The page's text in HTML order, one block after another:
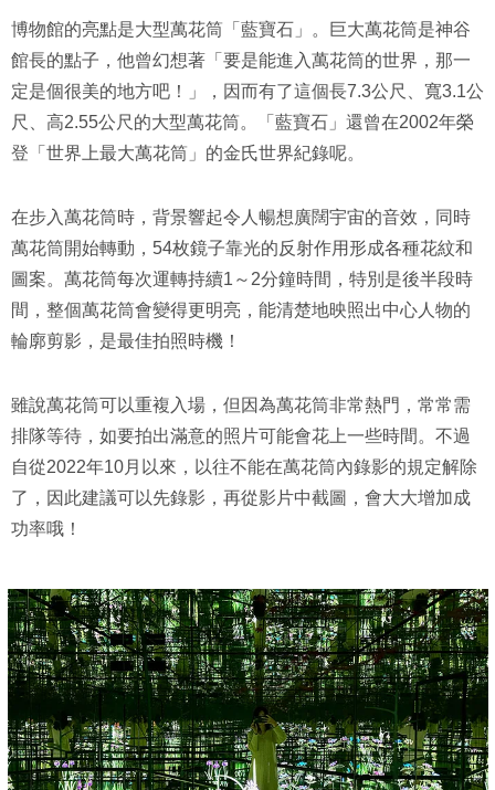
博物館的亮點是大型萬花筒「藍寶石」。巨大萬花筒是神谷
館長的點子，他曾幻想著「要是能進入萬花筒的世界，那一
定是個很美的地方吧！」，因而有了這個長7.3公尺、寬3.1公
尺、高2.55公尺的大型萬花筒。「藍寶石」還曾在2002年榮
登「世界上最大萬花筒」的金氏世界紀錄呢。
在步入萬花筒時，背景響起令人暢想廣闊宇宙的音效，同時
萬花筒開始轉動，54枚鏡子靠光的反射作用形成各種花紋和
圖案。萬花筒每次運轉持續1～2分鐘時間，特別是後半段時
間，整個萬花筒會變得更明亮，能清楚地映照出中心人物的
輪廓剪影，是最佳拍照時機！
雖說萬花筒可以重複入場，但因為萬花筒非常熱門，常常需
排隊等待，如要拍出滿意的照片可能會花上一些時間。不過
自從2022年10月以來，以往不能在萬花筒內錄影的規定解除
了，因此建議可以先錄影，再從影片中截圖，會大大增加成
功率哦！